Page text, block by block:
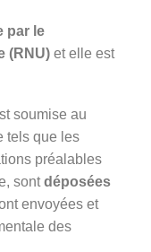
par le
(RNU) et elle est
soumise au
tels que les
préalables
sontdéposées
envoyées et
des